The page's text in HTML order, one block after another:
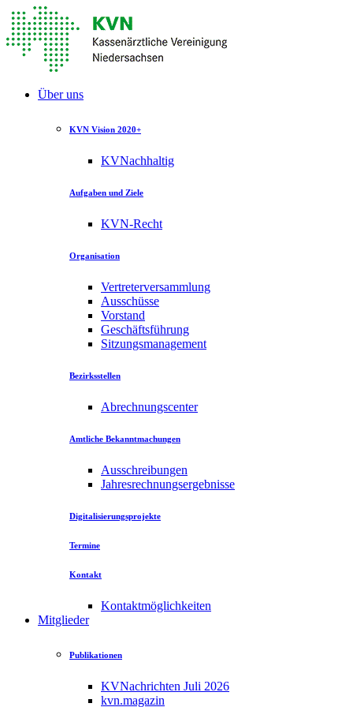
Über uns
KVN Vision 2020+
KVNachhaltig
Aufgaben und Ziele
KVN-Recht
Organisation
Vertreterversammlung
Ausschüsse
Vorstand
Geschäftsführung
Sitzungsmanagement
Bezirksstellen
Abrechnungscenter
Amtliche Bekanntmachungen
Ausschreibungen
Jahresrechnungsergebnisse
Digitalisierungsprojekte
Termine
Kontakt
Kontaktmöglichkeiten
Mitglieder
Publikationen
KVNachrichten Juli 2026
kvn.magazin